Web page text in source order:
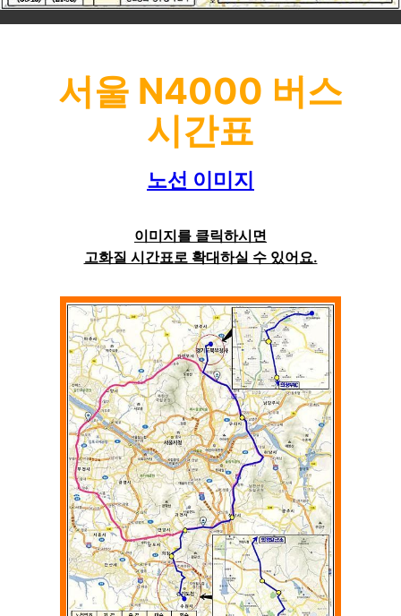
서울 N4000 버스
시간표
노선 이미지
이미지를 클릭하시면
고화질 시간표로 확대하실 수 있어요.